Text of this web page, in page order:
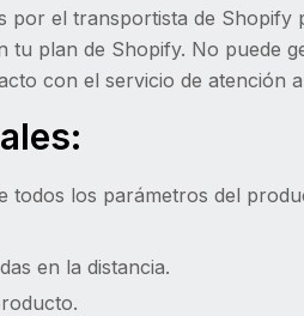
por el transportista de
tu plan de Shopify. No puede
con el servicio de atención
todos los parámetros del
en la distancia.